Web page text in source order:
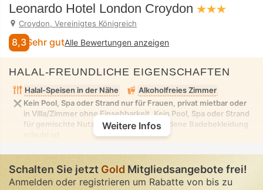
Leonardo Hotel London Croydon
Croydon, Vereinigtes Königreich
8,3 Sehr gutAlle Bewertungen anzeigen
HALAL-FREUNDLICHE EIGENSCHAFTEN
Halal-Speisen in der Nähe
Alkoholfreies Zimmer
Kein Pool, Spa oder Strand nur für Frauen, privat mietbar oder
in Villa/Zimmer ohne Einsehbarkeit. Kein Pool, Spa oder Strand
für gemischte Nutzung, in dem bescheidene Badebekleidung
Weitere Infos
Schalten Sie jetztGold Mitgliedsangebote frei!
Anmelden oder registrieren um Rabatte von bis zu